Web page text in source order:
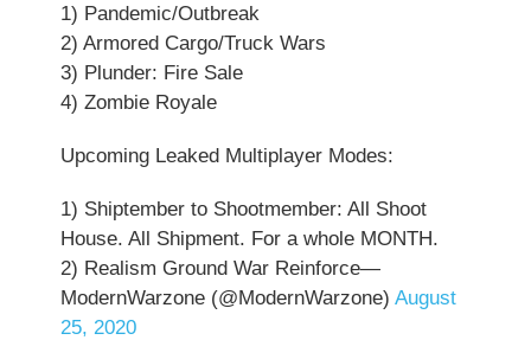
1) Pandemic/Outbreak
2) Armored Cargo/Truck Wars
3) Plunder: Fire Sale
4) Zombie Royale
Upcoming Leaked Multiplayer Modes:
1) Shiptember to Shootmember: All Shoot
House. All Shipment. For a whole MONTH.
2) Realism Ground War Reinforce—
ModernWarzone (@ModernWarzone)August
25, 2020